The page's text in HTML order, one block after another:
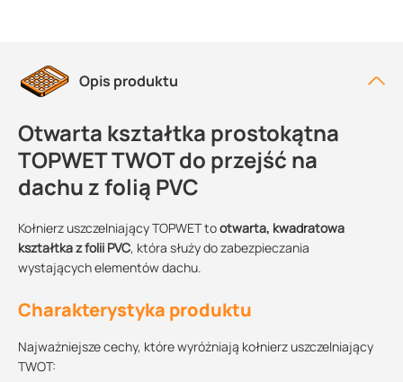
Opis produktu
Otwarta kształtka prostokątna
TOPWET TWOT do przejść na
dachu z folią PVC
Kołnierz uszczelniający TOPWET tootwarta, kwadratowa
kształtka z folii PVC, która służy do zabezpieczania
wystających elementów dachu.
Charakterystyka produktu
Najważniejsze cechy, które wyróżniają kołnierz uszczelniający
TWOT: